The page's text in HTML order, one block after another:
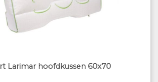
Larimar hoofdkussen 60x70